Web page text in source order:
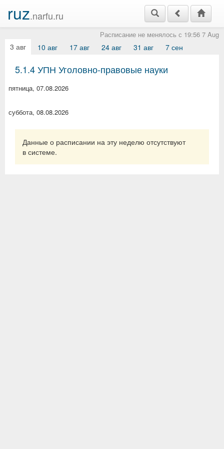
ruz.narfu.ru
Расписание не менялось с 19:56 7 Aug
3 авг 10 авг 17 авг 24 авг 31 авг 7 сен
5.1.4 УПН Уголовно-правовые науки
пятница, 07.08.2026
суббота, 08.08.2026
Данные о расписании на эту неделю отсутствуют
в системе.